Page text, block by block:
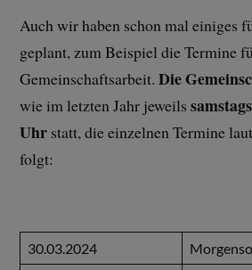
Auch wir haben schon mal einiges
geplant, zum Beispiel die Termine
Gemeinschaftsarbeit.Die
wie im letzten Jahr jeweilssamstags
Uhr statt, die einzelnen Termine
folgt:
30.03.2024